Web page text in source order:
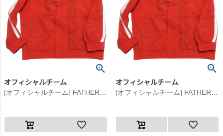
オフィシャルチーム オフィシャルチーム